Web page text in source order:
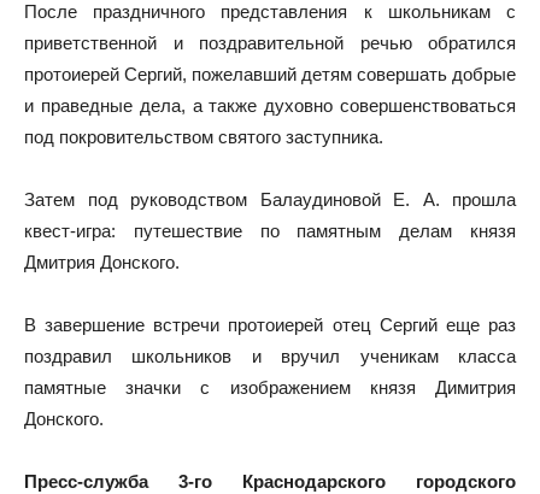
После праздничного представления к школьникам с
приветственной и поздравительной речью обратился
протоиерей Сергий, пожелавший детям совершать добрые
и праведные дела, а также духовно совершенствоваться
под покровительством святого заступника.
Затем под руководством Балаудиновой Е. А. прошла
квест-игра: путешествие по памятным делам князя
Дмитрия Донского.
В завершение встречи протоиерей отец Сергий еще раз
поздравил школьников и вручил ученикам класса
памятные значки с изображением князя Димитрия
Донского.
Пресс-служба 3-го Краснодарского городского